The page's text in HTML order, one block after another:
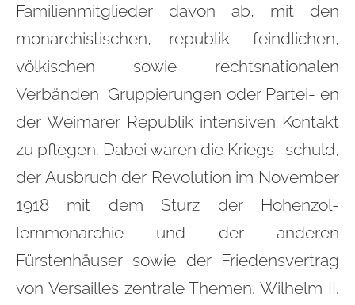
Familienmitglieder davon ab, mit den
monarchistischen, republik- feindlichen,
völkischen sowie rechtsnationalen
Verbänden, Gruppierungen oder Partei- en
der Weimarer Republik intensiven Kontakt
zu pflegen. Dabei waren die Kriegs- schuld,
der Ausbruch der Revolution im November
1918 mit dem Sturz der Hohenzol-
lernmonarchie und der anderen
Fürstenhäuser sowie der Friedensvertrag
von Versailles zentrale Themen. Wilhelm II.